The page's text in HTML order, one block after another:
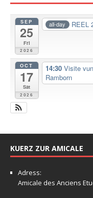
SEP
25
Fri
2026
all-day REEL
OCT
17
Sat
2026
14:30 Visite
Ramborn
KUERZ ZUR AMICALE
Adress:
Amicale des Anciens